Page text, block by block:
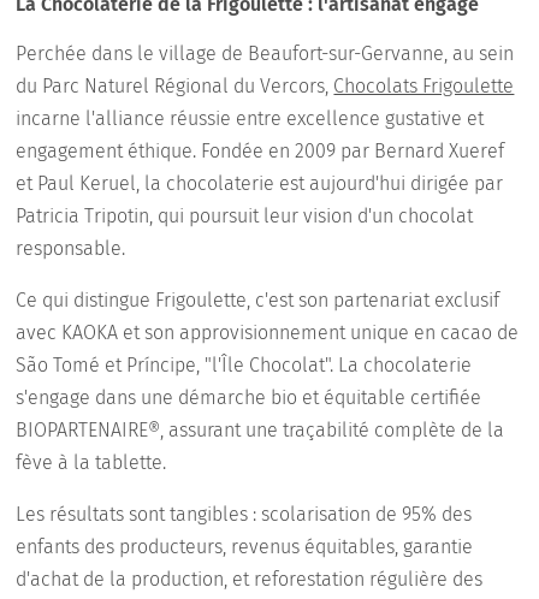
La Chocolaterie de la Frigoulette : l'artisanat engagé
Perchée dans le village de Beaufort-sur-Gervanne, au sein
du Parc Naturel Régional du Vercors, Chocolats Frigoulette
incarne l'alliance réussie entre excellence gustative et
engagement éthique. Fondée en 2009 par Bernard Xueref
et Paul Keruel, la chocolaterie est aujourd'hui dirigée par
Patricia Tripotin, qui poursuit leur vision d'un chocolat
responsable.
Ce qui distingue Frigoulette, c'est son partenariat exclusif
avec KAOKA et son approvisionnement unique en cacao de
São Tomé et Príncipe, "l'Île Chocolat". La chocolaterie
s'engage dans une démarche bio et équitable certifiée
BIOPARTENAIRE®, assurant une traçabilité complète de la
fève à la tablette.
Les résultats sont tangibles : scolarisation de 95% des
enfants des producteurs, revenus équitables, garantie
d'achat de la production, et reforestation régulière des